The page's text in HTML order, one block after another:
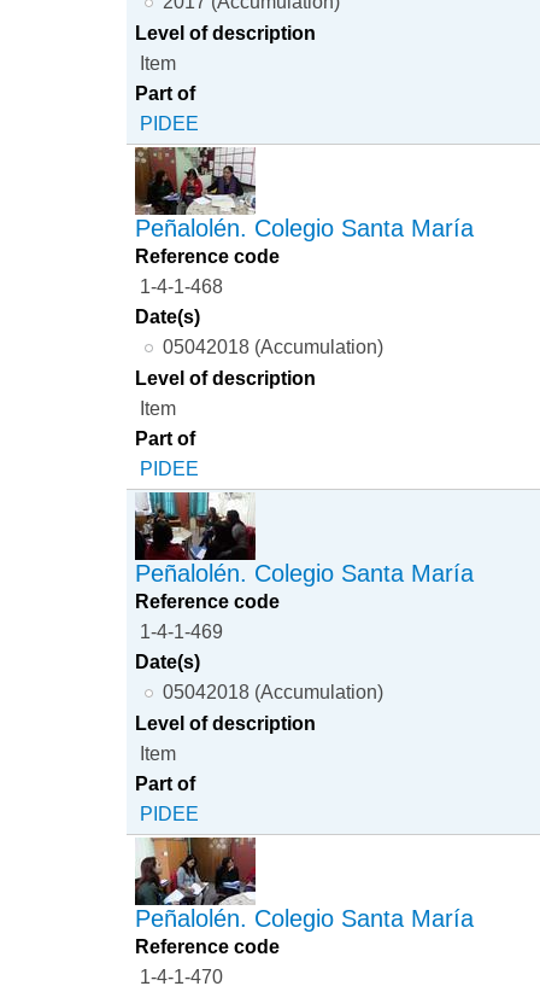
Level of description
Item
Part of
PIDEE
Peñalolén. Colegio Santa María
Reference code
1-4-1-468
Date(s)
05042018 (Accumulation)
Level of description
Item
Part of
PIDEE
Peñalolén. Colegio Santa María
Reference code
1-4-1-469
Date(s)
05042018 (Accumulation)
Level of description
Item
Part of
PIDEE
Peñalolén. Colegio Santa María
Reference code
1-4-1-470